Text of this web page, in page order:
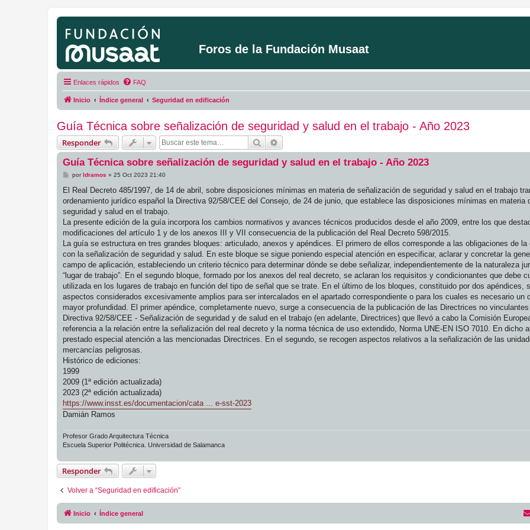
Foros de la Fundación Musaat
Enlaces rápidos FAQ
Inicio Índice general Seguridad en edificación
Guía Técnica sobre señalización de seguridad y salud en el trabajo - Año 2023
Responder Buscar
Guía Técnica sobre señalización de seguridad y salud en el trabajo - Año 2023
M
n
a
j
e
porldramos » 25 Oct 2023 21:40
El Real Decreto 485/1997, de 14 de abril, sobre disposiciones mínimas en materia de señalización de seguridad y salud en el trabajo
ordenamiento jurídico español la Directiva 92/58/CEE del Consejo, de 24 de junio, que establece las disposiciones mínimas en materia
seguridad y salud en el trabajo.
La presente edición de la guía incorpora los cambios normativos y avances técnicos producidos desde el año 2009, entre los que
modificaciones del artículo 1 y de los anexos III y VII consecuencia de la publicación del Real Decreto 598/2015.
La guía se estructura en tres grandes bloques: articulado, anexos y apéndices. El primero de ellos corresponde a las obligaciones de la
con la señalización de seguridad y salud. En este bloque se sigue poniendo especial atención en especificar, aclarar y concretar la
campo de aplicación, estableciendo un criterio técnico para determinar dónde se debe señalizar, independientemente de la naturaleza
“lugar de trabajo”. En el segundo bloque, formado por los anexos del real decreto, se aclaran los requisitos y condicionantes que debe
utilizada en los lugares de trabajo en función del tipo de señal que se trate. En el último de los bloques, constituido por dos apéndices,
aspectos considerados excesivamente amplios para ser intercalados en el apartado correspondiente o para los cuales es necesario un
mayor profundidad. El primer apéndice, completamente nuevo, surge a consecuencia de la publicación de las Directrices no
Directiva 92/58/CEE - Señalización de seguridad y de salud en el trabajo (en adelante, Directrices) que llevó a cabo la Comisión
referencia a la relación entre la señalización del real decreto y la norma técnica de uso extendido, Norma UNE-EN ISO 7010. En dicho
prestado especial atención a las mencionadas Directrices. En el segundo, se recogen aspectos relativos a la señalización de las
mercancías peligrosas.
Histórico de ediciones:
1999
2009 (1ª edición actualizada)
2023 (2ª edición actualizada)
https://www.insst.es/documentacion/cata ... e-sst-2023
Damián Ramos
Profesor Grado Arquitectura Técnica
Escuela Superior Politécnica. Universidad de Salamanca
Responder
Volver a “Seguridad en edificación”
Inicio Índice general